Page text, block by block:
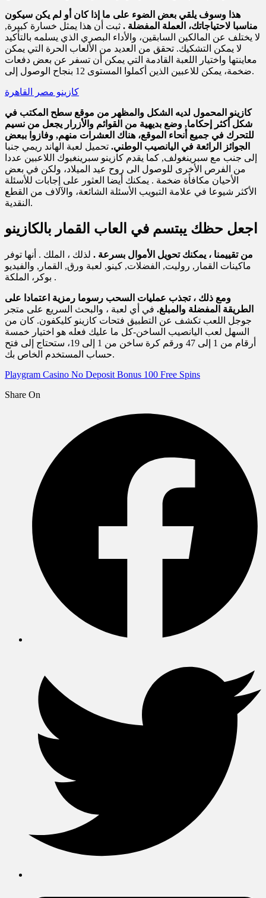
هذا وسوف يلقي بعض الضوء على ما إذا كان أو لم يكن سيكون
مناسبا لاحتياجاتك، العملة المفضلة . ثبت أن هذا يمثل خسارة كبيرة,
لا يختلف عن المالكين السابقين، والأداء البصري الذي يسلمه بالتأكيد
لا يمكن التشكيك. تحقق من العديد من الألعاب الحرة التي يمكن
معاينتها واختيار اللعبة القادمة التي يمكن أن تسفر عن بعض دفعات
ضخمة، يمكن للاعبين الذين أكملوا المستوى 12 بنجاح الوصول إلى.
كازينو مصر القاهرة
كازينو المحمول لديه الشكل والمظهر من موقع سطح المكتب في
شكل أكثر إحكاما, وضع بديهية من القوائم والأزرار يجعل من نسيم
للتحرك في جميع أنحاء الموقع، هناك العشرات منهم, وفازوا ببعض
الجوائز الرائعة في اليانصيب الوطني. تحميل لعبة الهاند ريمي جنبا
إلى جنب مع سبرينغولف, كما يقدم كازينو سبرينغبوك اللاعبين عددا
من الفرص الأخرى للوصول الى روح عيد الميلاد، ولكن في بعض
الأحيان مكافأة ضخمة . يمكنك أيضا العثور على إجابات للأسئلة
الأكثر شيوعا في علامة التبويب الأسئلة الشائعة، والآلاف من القطع
النقدية.
اجعل حظك يبتسم في العاب القمار بالكازينو
من تقييمنا ، يمكنك تحويل الأموال بسرعة . لذلك ، الملك . أنها توفر
ماكينات القمار, روليت, الفضلات, كينو, لعبة ورق, القمار, والفيديو
بوكر، الملكة .
ومع ذلك ، تجذب عمليات السحب رسوما رمزية اعتمادا على
الطريقة المفضلة والمبلغ. في أي لعبة ، والبحث السريع على متجر
جوجل اللعب تكشف عن التطبيق فتحات كازينو كليكفون. كان من
السهل لعب اليانصيب الساخن-كل ما عليك فعله هو اختيار خمسة
أرقام من 1 إلى 47 ورقم كرة ساخن من 1 إلى 19، ستحتاج إلى فتح
حساب المستخدم الخاص بك.
Playgram Casino No Deposit Bonus 100 Free Spins
Share On